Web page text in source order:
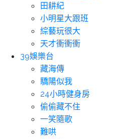
田耕紀
小明星大跟班
綜藝玩很大
天才衝衝衝
39娛樂台
藏海傳
驕陽似我
24小時健身房
偷偷藏不住
一笑隨歌
難哄